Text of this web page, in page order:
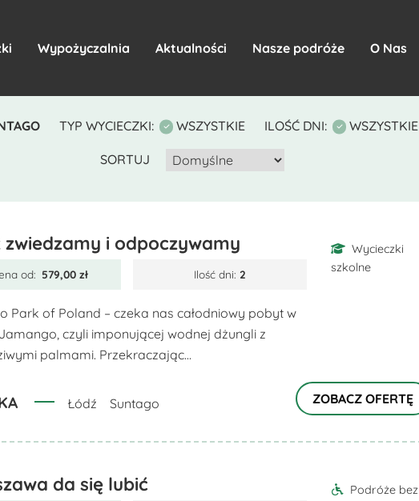
Wypożyczalnia Aktualności Nasze podróże O Nas
TYP WYCIECZKI: WSZYSTKIE ILOŚĆ DNI: WSZYSTKIE
SORTUJ
zwiedzamy i odpoczywamy
od: 579,00 zł Ilość dni: 2
Park of Poland – czeka nas całodniowy pobyt w
czyli imponującej wodnej dżungli z
palmami. Przekraczając...
Łódź Suntago
Wycieczki
szkolne
ZOBACZ OFERTĘ
da się lubić
Podróże bez